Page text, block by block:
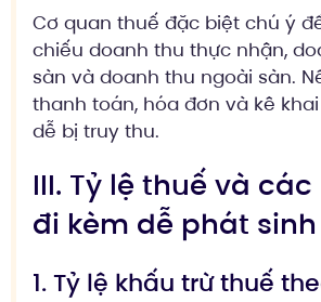
Cơ quan thuế đặc biệt chú ý
chiếu doanh thu thực nhận,
sàn và doanh thu ngoài sàn.
thanh toán, hóa đơn và kê
dễ bị truy thu.
III. Tỷ lệ thuế và
đi kèm dễ phát
1. Tỷ lệ khấu trừ thuế